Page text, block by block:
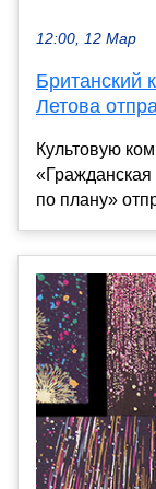
12:00, 12 Мар
Британский
Летова
Культовую
по плану»